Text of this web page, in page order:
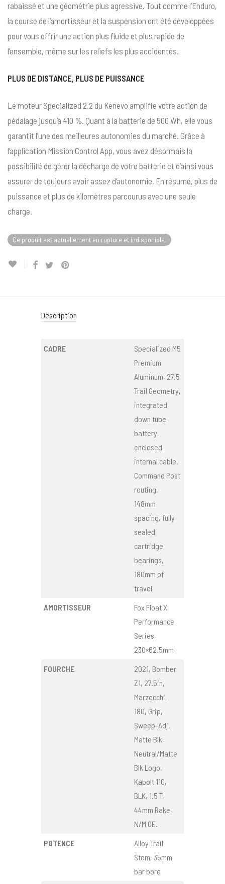
rabaissé et une géométrie plus agressive. Tout comme l’Enduro,
la course de l’amortisseur et la suspension ont été développées
pour vous offrir une action plus fluide et plus rapide de
l’ensemble, même sur les reliefs les plus accidentés.
PLUS DE DISTANCE, PLUS DE PUISSANCE
Le moteur Specialized 2.2 du Kenevo amplifie votre action de
pédalage jusqu’à 410 %. Quant à la batterie de 500 Wh, elle vous
garantit l’une des meilleures autonomies du marché. Grâce à
l’application Mission Control App, vous avez désormais la
possibilité de gérer la décharge de votre batterie et d’ainsi vous
assurer de toujours avoir assez d’autonomie. En résumé, plus de
puissance et plus de kilomètres parcourus avec une seule
charge.
Ce produit est actuellement en rupture et indisponible.
Description
CADRE
Specialized M5
Premium
Aluminum, 27.5
Trail Geometry,
integrated
down tube
battery,
enclosed
internal cable,
Command Post
routing,
148mm
spacing, fully
sealed
cartridge
bearings,
180mm of
travel
AMORTISSEUR
Fox Float X
Performance
Series,
230×62.5mm
FOURCHE
2021, Bomber
Z1, 27.5in,
Marzocchi,
180, Grip,
Sweep-Adj,
Matte Blk,
Neutral/Matte
Blk Logo,
Kabolt 110,
BLK, 1.5 T,
44mm Rake,
N/M OE.
POTENCE
Alloy Trail
Stem, 35mm
bar bore